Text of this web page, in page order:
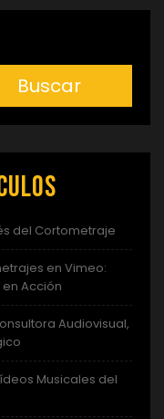
Buscar
del Cortometraje
en Vimeo:
Acción
Audiovisual,
Musicales del